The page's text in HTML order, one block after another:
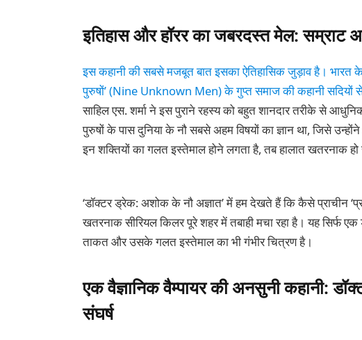
इतिहास और हॉरर का जबरदस्त मेल: सम्राट
इस कहानी की सबसे मजबूत बात इसका ऐतिहासिक जुड़ाव है। भारत
पुरुषों’ (Nine Unknown Men) के गुप्त समाज की कहानी सदियों
साहिल एस. शर्मा ने इस पुराने रहस्य को बहुत शानदार तरीके से
पुरुषों के पास दुनिया के नौ सबसे अहम विषयों का ज्ञान था, जिसे
इन शक्तियों का गलत इस्तेमाल होने लगता है, तब हालात खतरनाक
‘डॉक्टर ड्रेक: अशोक के नौ अज्ञात’ में हम देखते हैं कि कैसे प्राचीन
खतरनाक सीरियल किलर पूरे शहर में तबाही मचा रहा है। यह सिर्फ एक
ताकत और उसके गलत इस्तेमाल का भी गंभीर चित्रण है।
एक वैज्ञानिक वैम्पायर की अनसुनी कहानी:
संघर्ष